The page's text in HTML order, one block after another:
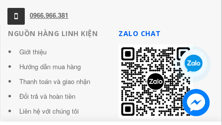
0966.966.381
NGUỒN HÀNG LINH KIỆN
Giới thiệu
Hướng dẫn mua hàng
Thanh toán và giao nhận
Đổi trả và hoàn tiền
Liên hệ với chúng tôi
ZALO CHAT